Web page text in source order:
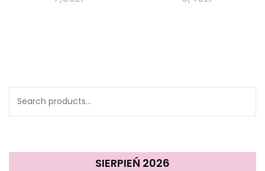
Search
SIERPIEŃ 2026